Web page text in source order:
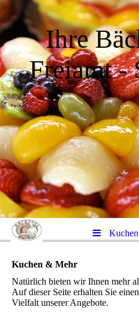
Ihre
Freiamt -
Kuchen & Mehr
Natürlich bieten wir Ihnen mehr
Auf dieser Seite erhalten Sie
Vielfalt unserer Angebote.